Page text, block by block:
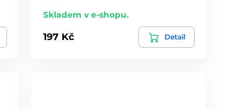
Skladem v e-shopu.
197 Kč Detail